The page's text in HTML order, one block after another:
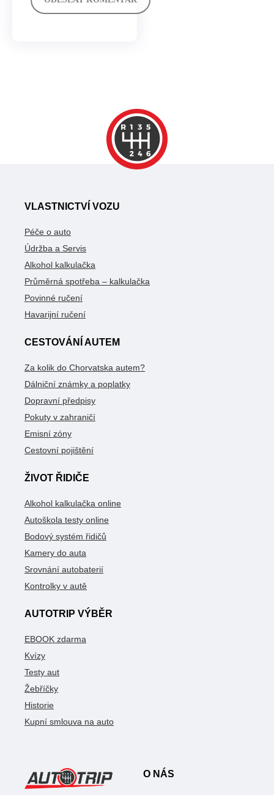
VLASTNICTVÍ VOZU
Péče o auto
Údržba a Servis
Alkohol kalkulačka
Průměrná spotřeba – kalkulačka
Povinné ručení
Havarijní ručení
CESTOVÁNÍ AUTEM
Za kolik do Chorvatska autem?
Dálniční známky a poplatky
Dopravní předpisy
Pokuty v zahraničí
Emisní zóny
Cestovní pojištění
ŽIVOT ŘIDIČE
Alkohol kalkulačka online
Autoškola testy online
Bodový systém řidičů
Kamery do auta
Srovnání autobaterií
Kontrolky v autě
AUTOTRIP VÝBĚR
EBOOK zdarma
Kvízy
Testy aut
Žebříčky
Historie
Kupní smlouva na auto
O NÁS